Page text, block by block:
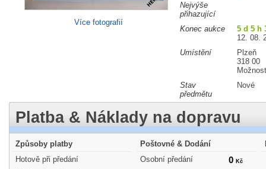
Více fotografií
Nejvýše
přihazující
Konec aukce
5 d 5 h
12. 08.
Umístění
Plzeň
318 00
Stav
předmětu
Nové
Platba & Náklady na dopravu
Způsoby platby
Hotově při předání
Poštovné & Dodání
Osobní předání
0 Kč